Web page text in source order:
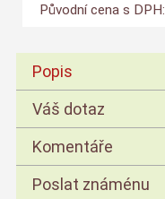
Původní cena s DPH:
Popis
Váš dotaz
Komentáře
Poslat známénu